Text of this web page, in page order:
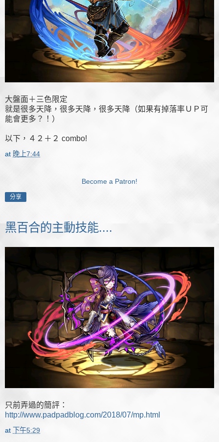
大盤面＋三色限定
就是很多天降，很多天降，很多天降（如果有掉落率ＵＰ可
能會更多？！）
以下，４２＋２ combo!
at 晚上7:44
Become a Patron!
分享
黑百合的主動技能....
只前弄過的簡評：
http://www.padpadblog.com/2018/07/mp.html
at 下午5:29